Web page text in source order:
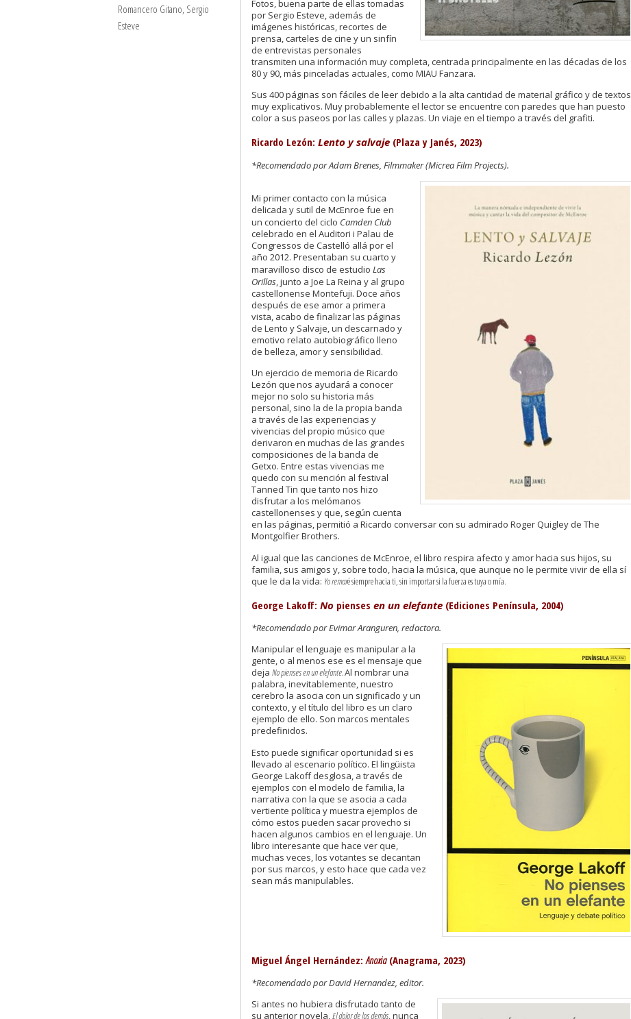
Romancero Gitano, Sergio
Esteve
Fotos, buena parte de ellas tomadas
por Sergio Esteve, además de
imágenes históricas, recortes de
prensa, carteles de cine y un sinfín
de entrevistas personales
transmiten una información muy completa, centrada principalmente en las décadas de los
80 y 90, más pinceladas actuales, como MIAU Fanzara.
Sus 400 páginas son fáciles de leer debido a la alta cantidad de material gráfico y de textos
muy explicativos. Muy probablemente el lector se encuentre con paredes que han puesto
color a sus paseos por las calles y plazas. Un viaje en el tiempo a través del grafiti.
Ricardo Lezón: Lento y salvaje (Plaza y Janés, 2023)
*Recomendado por Adam Brenes, Filmmaker (Micrea Film Projects).
Mi primer contacto con la música
delicada y sutil de McEnroe fue en
un concierto del ciclo Camden Club
celebrado en el Auditori i Palau de
Congressos de Castelló allá por el
año 2012. Presentaban su cuarto y
maravilloso disco de estudio Las
Orillas, junto a Joe La Reina y al grupo
castellonense Montefuji. Doce años
después de ese amor a primera
vista, acabo de finalizar las páginas
de Lento y Salvaje, un descarnado y
emotivo relato autobiográfico lleno
de belleza, amor y sensibilidad.
Un ejercicio de memoria de Ricardo
Lezón quenos ayudará a conocer
mejor no solo su historia más
personal, sino la de la propia banda
a través de las experiencias y
vivencias del propio músico que
derivaron en muchas de las grandes
composiciones de la banda de
Getxo. Entre estas vivencias me
quedo con su mención al festival
Tanned Tin que tanto nos hizo
disfrutar a los melómanos
castellonenses y que, según cuenta
en las páginas, permitió a Ricardo conversar con su admirado Roger Quigley de The
Montgolfier Brothers.
Al igual que las canciones de McEnroe, el libro respira afecto y amor hacia sus hijos, su
familia, sus amigos y, sobre todo, hacia la música, que aunque no le permite vivir de ella sí
que le da la vida: Yo remarésiempre hacia ti, sin importarsi la fuerza es tuya o mía.
George Lakoff: No pienses en un elefante (Ediciones Península, 2004)
*Recomendado por Evimar Aranguren, redactora.
Manipular el lenguaje es manipular a la
gente, o al menos ese es el mensaje que
deja No pienses en un elefante.Al nombrar una
palabra, inevitablemente, nuestro
cerebro la asocia con un significado y un
contexto, y el título del libro es un claro
ejemplo de ello. Son marcos mentales
predefinidos.
Esto puede significar oportunidad si es
llevado al escenario político. El lingüista
George Lakoff desglosa, a través de
ejemplos con el modelo de familia, la
narrativa con la que se asocia a cada
vertiente política y muestra ejemplos de
cómo estos pueden sacar provecho si
hacen algunos cambios en el lenguaje. Un
libro interesante que hace ver que,
muchas veces, los votantes se decantan
por sus marcos, y esto hace que cada vez
sean más manipulables.
Miguel Ángel Hernández:Anoxia(Anagrama, 2023)
*Recomendado por David Hernandez, editor.
Si antes no hubiera disfrutado tanto de
su anterior novela,El dolor de los demás, nunca